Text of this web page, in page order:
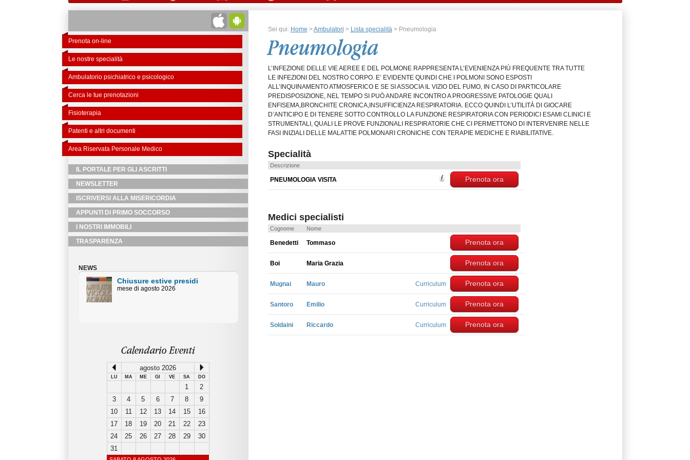
Prenota on-line
Le nostre specialità
Ambulatorio psichiatrico e psicologico
Cerca le tue prenotazioni
Fisioterapia
Patenti e altri documenti
Area Riservata Personale Medico
IL PORTALE PER GLI ASCRITTI
NEWSLETTER
ISCRIVERSI ALLA MISERICORDIA
APPUNTI DI PRIMO SOCCORSO
I NOSTRI IMMOBILI
TRASPARENZA
NEWS
Chiusure estive Uffici
Amministativi
Calendario Eventi
agosto 2026
LU MA ME GI VE SA DO
1
2
3
4 5 6 7 8
9
10
11 12 13 14 15
16
17
18 19 20 21 22
23
24
25 26 27 28 29
30
31
Sei qui: Home >Ambulatori > Lista specialità> Pneumologia
Pneumologia
L’INFEZIONE DELLE VIE AEREE E DEL POLMONE RAPPRESENTA L’EVENIENZA PIÙ FREQUENTE TRA TUTTE
LE INFEZIONI DEL NOSTRO CORPO. E’ EVIDENTE QUINDI CHE I POLMONI SONO ESPOSTI
ALL’INQUINAMENTO ATMOSFERICO E SE SI ASSOCIA IL VIZIO DEL FUMO, IN CASO DI PARTICOLARE
PREDISPOSIZIONE, NEL TEMPO SI PUÒ ANDARE INCONTRO A PROGRESSIVE PATOLOGIE QUALI
ENFISEMA,BRONCHITE CRONICA,INSUFFICIENZA RESPIRATORIA. ECCO QUINDI L’UTILITÀ DI GIOCARE
D’ANTICIPO E DI TENERE SOTTO CONTROLLO LA FUNZIONE RESPIRATORIA CON PERIODICI ESAMI CLINICI E
STRUMENTALI, QUALI LE PROVE FUNZIONALI RESPIRATORIE CHE CI PERMETTONO DI INTERVENIRE NELLE
FASI INIZIALI DELLE MALATTIE POLMONARI CRONICHE CON TERAPIE MEDICHE E RIABILITATIVE.
Specialità
Descrizione
PNEUMOLOGIA VISITA Prenota ora
Medici specialisti
Cognome Nome
Benedetti Tommaso Prenota ora
Boi Maria Grazia Prenota ora
Mugnai Mauro Curriculum Prenota ora
Santoro Emilio Curriculum Prenota ora
Soldaini Riccardo Curriculum Prenota ora